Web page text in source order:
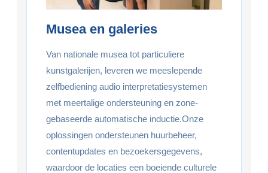
Musea en galeries
Van nationale musea tot particuliere
kunstgalerijen, leveren we meeslepende
zelfbediening audio interpretatiesystemen
met meertalige ondersteuning en zone-
gebaseerde automatische inductie.Onze
oplossingen ondersteunen huurbeheer,
contentupdates en bezoekersgegevens,
waardoor de locaties een boeiende culturele